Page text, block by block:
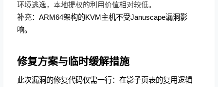
环境逃逸，本地提权的利用价值相对较低。
补充：ARM64架构的KVM主机不受Januscape漏洞影
响。
修复方案与临时缓解措施
此次漏洞的修复代码仅需一行：在影子页表的复用逻辑